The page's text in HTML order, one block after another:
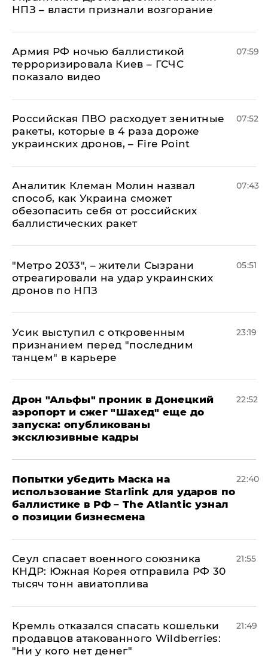
НПЗ – власти признали возгорание
Армия РФ ночью баллистикой
терроризировала Киев – ГСЧС
показало видео
07:59
Российская ПВО расходует зенитные
ракеты, которые в 4 раза дороже
украинских дронов, – Fire Point
07:52
Аналитик Клеман Молин назвал
способ, как Украина сможет
обезопасить себя от российских
баллистических ракет
07:43
"Метро 2033", – жители Сызрани
отреагировали на удар украинских
дронов по НПЗ
05:51
Усик выступил с откровенным
признанием перед "последним
танцем" в карьере
23:19
Дрон "Альфы" проник в Донецкий
аэропорт и сжег "Шахед" еще до
запуска: опубликованы
эксклюзивные кадры
22:52
Попытки убедить Маска на
использование Starlink для ударов по
баллистике в РФ – The Atlantic узнал
о позиции бизнесмена
22:40
​Сеул спасает военного союзника
КНДР: Южная Корея отправила РФ 30
тысяч тонн авиатоплива
21:55
Кремль отказался спасать кошельки
продавцов атакованного Wildberries:
"Ни у кого нет денег"
21:49